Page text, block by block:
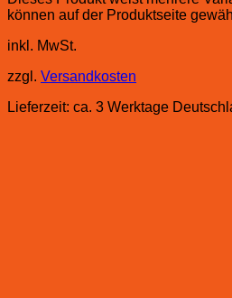
können auf der Produktseite
inkl. MwSt.
zzgl. Versandkosten
Lieferzeit: ca. 3 Werktage